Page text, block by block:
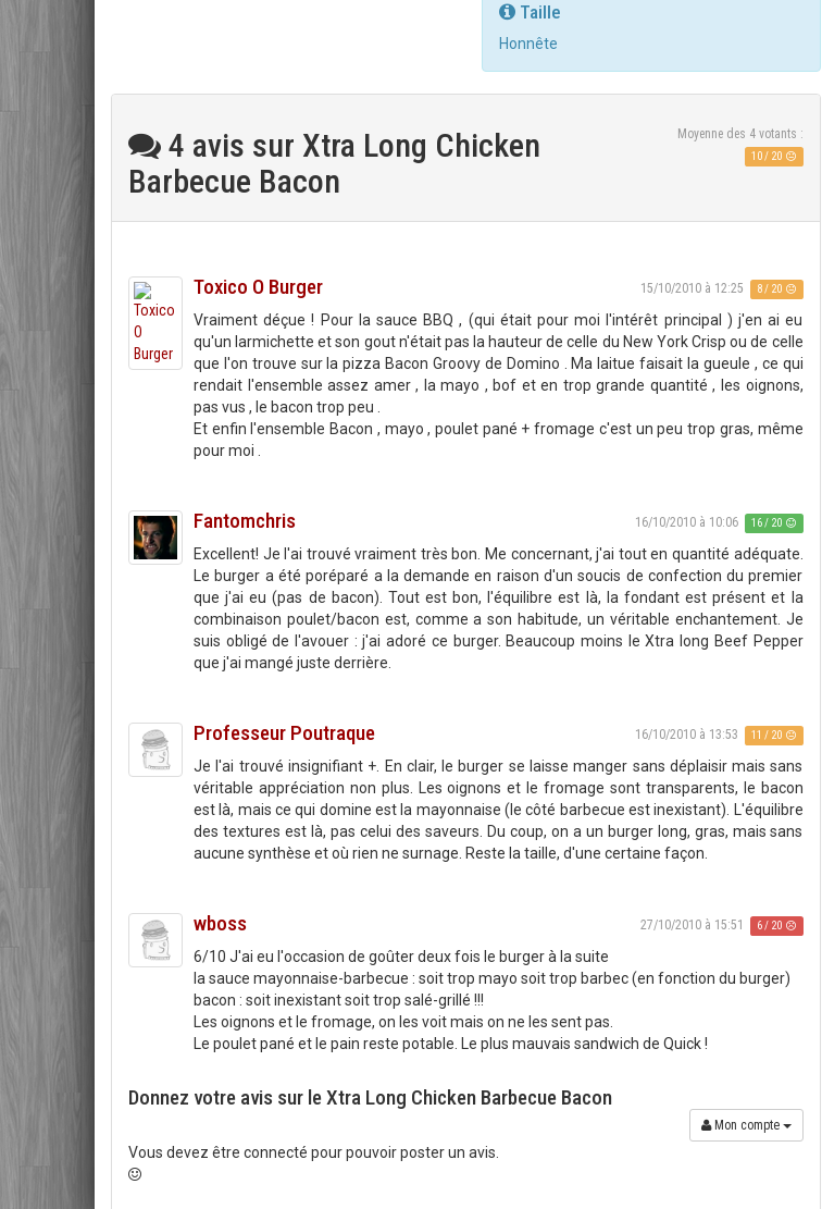
Taille
Honnête
4 avis sur Xtra Long Chicken
Barbecue Bacon
Moyenne des 4votants :
10/ 20
Toxico O Burger 15/10/2010 à 12:25 8 / 20
Vraiment déçue ! Pour la sauce BBQ , (qui était pour moi l'intérêt principal ) j'en ai eu
qu'un larmichette et son gout n'était pas la hauteur de celle du New York Crisp ou de celle
que l'on trouve sur la pizza Bacon Groovy de Domino . Ma laitue faisait la gueule , ce qui
rendait l'ensemble assez amer , la mayo , bof et en trop grande quantité , les oignons,
pas vus , le bacon trop peu .
Et enfin l'ensemble Bacon , mayo , poulet pané + fromage c'est un peu trop gras, même
pour moi .
Fantomchris 16/10/2010 à 10:06 16 / 20
Excellent! Je l'ai trouvé vraiment très bon. Me concernant, j'ai tout en quantité adéquate.
Le burger a été poréparé a la demande en raison d'un soucis de confection du premier
que j'ai eu (pas de bacon). Tout est bon, l'équilibre est là, la fondant est présent et la
combinaison poulet/bacon est, comme a son habitude, un véritable enchantement. Je
suis obligé de l'avouer : j'ai adoré ce burger. Beaucoup moins le Xtra long Beef Pepper
que j'ai mangé juste derrière.
Professeur Poutraque 16/10/2010 à 13:53 11 / 20
Je l'ai trouvé insignifiant +. En clair, le burger se laisse manger sans déplaisir mais sans
véritable appréciation non plus. Les oignons et le fromage sont transparents, le bacon
est là, mais ce qui domine est la mayonnaise (le côté barbecue est inexistant). L'équilibre
des textures est là, pas celui des saveurs. Du coup, on a un burger long, gras, mais sans
aucune synthèse et où rien ne surnage. Reste la taille, d'une certaine façon.
wboss 27/10/2010 à 15:51 6 / 20
6/10 J'ai eu l'occasion de goûter deux fois le burger à la suite
la sauce mayonnaise-barbecue : soit trop mayo soit trop barbec (en fonction du burger)
bacon : soit inexistant soit trop salé-grillé !!!
Les oignons et le fromage, on les voit mais on ne les sent pas.
Le poulet pané et le pain reste potable. Le plus mauvais sandwich de Quick !
Donnez votre avis sur le Xtra Long Chicken Barbecue Bacon
Mon compte
Vous devez être connecté pour pouvoir poster un avis.